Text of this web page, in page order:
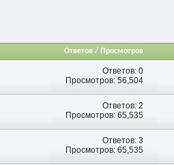
Ответов / Просмотров
Ответов:0
Просмотров: 56,504
Ответов:2
Просмотров: 65,535
Ответов:3
Просмотров: 65,535